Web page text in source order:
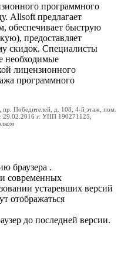
программного
Allsoft предлагает
обеспечивает быструю
предоставляет
скидок. Специалисты
необходимые
лицензионного
программного
Победителей, д. 108, 4-й этаж, пом.
29.02.2016 г. УНП 190271125,
браузера .
современных
устаревших версий
отображаться
до последней версии.